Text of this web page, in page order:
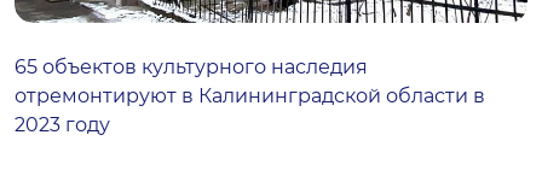
65 объектов культурного наследия
отремонтируют в Калининградской области в
2023 году